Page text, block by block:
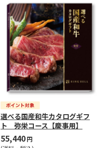
選べる国産和牛カタログギフ
ト 弥栄コース【慶事用】
55,440円